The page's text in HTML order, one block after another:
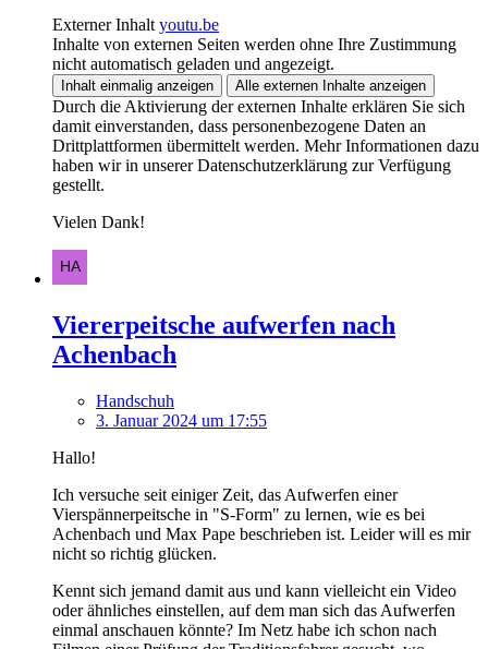
Externer Inhalt youtu.be
Inhalte von externen Seiten werden ohne Ihre Zustimmung
nicht automatisch geladen und angezeigt.
Inhalt einmalig anzeigen Alle externen Inhalte anzeigen
Durch die Aktivierung der externen Inhalte erklären Sie sich
damit einverstanden, dass personenbezogene Daten an
Drittplattformen übermittelt werden. Mehr Informationen dazu
haben wir in unserer Datenschutzerklärung zur Verfügung
gestellt.
Vielen Dank!
Viererpeitsche aufwerfen nach
Achenbach
Handschuh
3. Januar 2024 um 17:55
Hallo!
Ich versuche seit einiger Zeit, das Aufwerfen einer
Vierspännerpeitsche in "S-Form" zu lernen, wie es bei
Achenbach und Max Pape beschrieben ist. Leider will es mir
nicht so richtig glücken.
Kennt sich jemand damit aus und kann vielleicht ein Video
oder ähnliches einstellen, auf dem man sich das Aufwerfen
einmal anschauen könnte? Im Netz habe ich schon nach